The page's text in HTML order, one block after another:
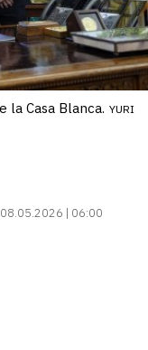
la Casa Blanca. YURI
08.05.2026 | 06:00